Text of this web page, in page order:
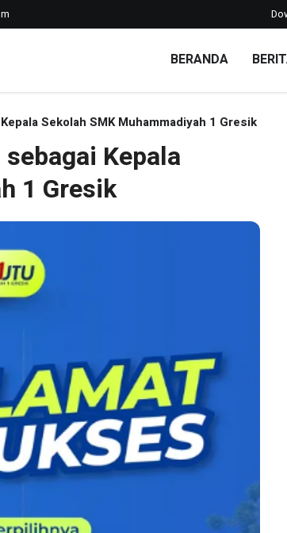
BERANDA
Sekolah SMK Muhammadiyah 1 Gresik
Kepala
1 Gresik